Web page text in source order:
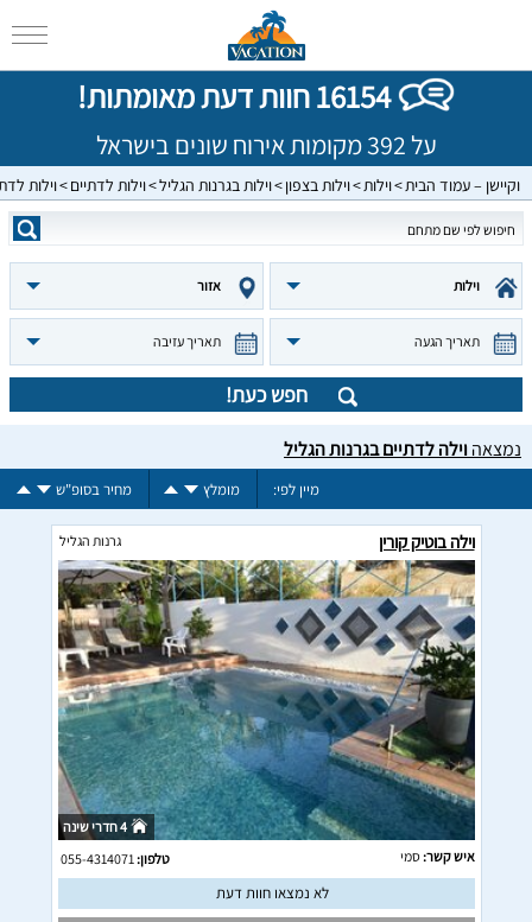
16154 חוות דעת מאומתות!
על 392 מקומות אירוח שונים בישראל
וקיישן – עמוד הבית וילות וילות בצפון וילות בגרנות הגליל וילות לדתיים וילות
וילות אזור
תאריך הגעה תאריך עזיבה
חפש כעת!
נמצאהוילה לדתיים בגרנות הגליל
מיין לפי: מומלץ מחיר בסופ"ש
וילה בוטיק קורין גרנות הגליל
4 חדרי שינה
איש קשר:סמי טלפון:
לא נמצאו חוות דעת